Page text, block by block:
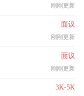
刚刚更新
面议
刚刚更新
面议
刚刚更新
3K-5K